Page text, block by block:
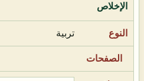
الإخلاص
تربية